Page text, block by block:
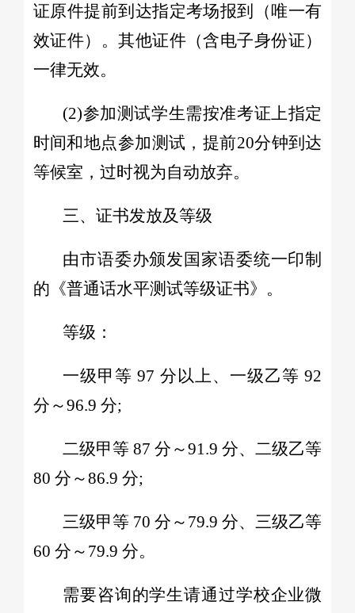
证原件提前到达指定考场报到（唯一有
效证件）。其他证件（含电子身份证）
一律无效。
(2)参加测试学生需按准考证上指定
时间和地点参加测试，提前20分钟到达
等候室，过时视为自动放弃。
三、证书发放及等级
由市语委办颁发国家语委统一印制
的《普通话水平测试等级证书》。
等级：
一级甲等 97 分以上、一级乙等 92
分～96.9 分;
二级甲等 87 分～91.9 分、二级乙等
80 分～86.9 分;
三级甲等 70 分～79.9 分、三级乙等
60 分～79.9 分。
需要咨询的学生请通过学校企业微